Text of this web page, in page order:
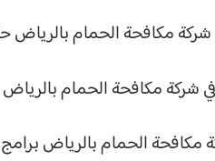
مكافحة الحمام
شركة مكافحة الحمام
مكافحة الحمام بالرياض